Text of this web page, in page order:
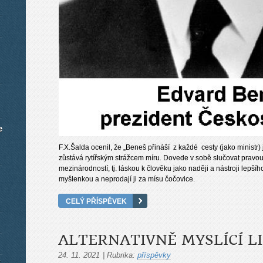
F.X.Šalda ocenil, že „Beneš přináší z každé cesty (jako
zůstává rytířským strážcem míru. Dovede v sobě slučovat
mezinárodností, tj. láskou k člověku jako naději a nástroji
myšlenkou a neprodají ji za mísu čočovice.
CELÝ PŘÍSPĚVEK
ALTERNATIVNĚ MYSLÍCÍ
24. 11. 2021 | Rubrika: příspěvky